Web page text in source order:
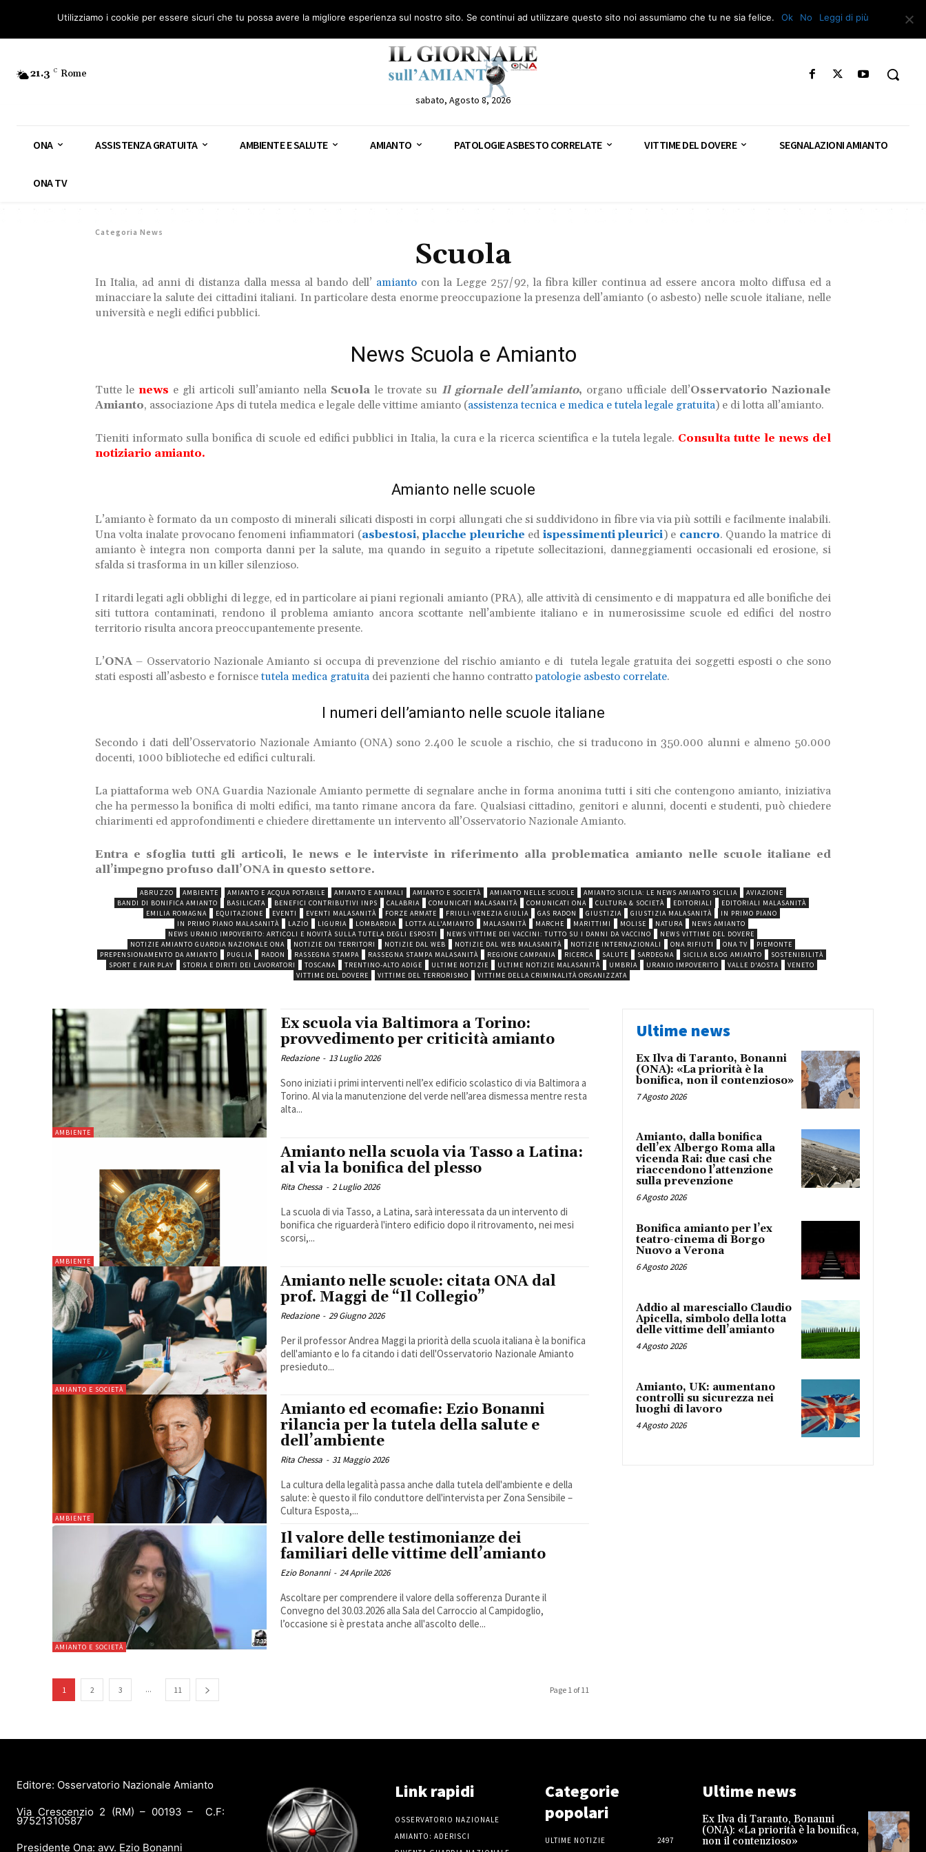
Osservatorio Nazionale Amianto: aderisci Diventa Guardia Nazionale Amianto – AGN Consulenza legale gratuita: civile, penale e lavoro Segnala – AGN Segnala – Repac
21.3 C Rome
sabato, Agosto 8, 2026
ONA ASSISTENZA GRATUITA AMBIENTE E SALUTE AMIANTO PATOLOGIE ASBESTO CORRELATE VITTIME DEL DOVERE SEGNALAZIONI AMIANTO
ONA TV
Categoria News
Scuola
In Italia, ad anni di distanza dalla messa al bando dell’ amianto con la Legge 257/92, la fibra killer continua ad essere ancora molto diffusa ed a
minacciare la salute dei cittadini italiani. In particolare desta enorme preoccupazione la presenza dell’amianto (o asbesto) nelle scuole italiane, nelle
università e negli edifici pubblici.
News Scuola e Amianto
Tutte lenews e gli articoli sull’amianto nella Scuolale trovate su Il giornale dell’amianto, organo ufficiale dell’Osservatorio Nazionale
Amianto, associazione Aps di tutela medica e legale delle vittime amianto (assistenza tecnica e medica e tutela legale gratuita) e di lotta all’amianto.
Tieniti informato sulla bonifica di scuole ed edifici pubblici in Italia, la cura e la ricerca scientifica e la tutela legale. Consulta tutte le news del
notiziario amianto.
Amianto nelle scuole
L’amianto è formato da un composto di minerali silicati disposti in corpi allungati che si suddividono in fibre via via più sottili e facilmente inalabili.
Una volta inalate provocano fenomeni infiammatori (asbestosi,placche pleuriche ed ispessimenti pleurici) e cancro. Quando la matrice di
amianto è integra non comporta danni per la salute, ma quando in seguito a ripetute sollecitazioni, danneggiamenti occasionali ed erosione, si
sfalda si trasforma in un killer silenzioso.
I ritardi legati agli obblighi di legge, ed in particolare ai piani regionali amianto (PRA), alle attività di censimento e di mappatura ed alle bonifiche dei
siti tuttora contaminati, rendono il problema amianto ancora scottante nell’ambiente italiano e in numerosissime scuole ed edifici del nostro
territorio risulta ancora preoccupantemente presente.
L’ONA – Osservatorio Nazionale Amianto si occupa di prevenzione del rischio amianto e di tutela legale gratuita dei soggetti esposti o che sono
stati esposti all’asbesto e fornisce tutela medica gratuita dei pazienti che hanno contrattopatologie asbesto correlate.
I numeri dell’amianto nelle scuole italiane
Secondo i dati dell’Osservatorio Nazionale Amianto (ONA) sono 2.400 le scuole a rischio, che si traducono in 350.000 alunni e almeno 50.000
docenti, 1000 biblioteche ed edifici culturali.
La piattaforma web ONA Guardia Nazionale Amianto permette di segnalare anche in forma anonima tutti i siti che contengono amianto, iniziativa
che ha permesso la bonifica di molti edifici, ma tanto rimane ancora da fare. Qualsiasi cittadino, genitori e alunni, docenti e studenti, può chiedere
chiarimenti ed approfondimenti e chiedere direttamente un intervento all’Osservatorio Nazionale Amianto.
Entra e sfoglia tutti gli articoli, le news e le interviste in riferimento alla problematica amianto nelle scuole italiane ed
all’impegno profuso dall’ONA in questo settore.
ABRUZZO AMBIENTE AMIANTO E ACQUA POTABILE AMIANTO E ANIMALI AMIANTO E SOCIETÀ AMIANTO NELLE SCUOLE AMIANTO SICILIA: LE NEWS AMIANTO SICILIA
AVIAZIONE
BANDI DI BONIFICA AMIANTO
BASILICATA BENEFICI CONTRIBUTIVI INPS CALABRIA COMUNICATI MALASANITÀ COMUNICATI ONA CULTURA & SOCIETÀ EDITORIALI
EDITORIALI MALASANITÀ
EMILIA ROMAGNA
EQUITAZIONE EVENTI EVENTI MALASANITÀ FORZE ARMATE FRIULI-VENEZIA GIULIA GAS RADON GIUSTIZIA GIUSTIZIA MALASANITÀ
IN PRIMO PIANO
IN PRIMO PIANO MALASANITÀ
LAZIO LIGURIA LOMBARDIA LOTTA ALL'AMIANTO MALASANITÀ MARCHE MARITTIMI MOLISE NATURA
NEWS AMIANTO
NEWS URANIO IMPOVERITO: ARTICOLI E NOVITÀ SULLA TUTELA DEGLI ESPOSTI
NEWS VITTIME DEI VACCINI: TUTTO SU I DANNI DA VACCINO
NEWS VITTIME DEL DOVERE
NOTIZIE AMIANTO GUARDIA NAZIONALE ONA
NOTIZIE DAI TERRITORI NOTIZIE DAL WEB NOTIZIE DAL WEB MALASANITÀ NOTIZIE INTERNAZIONALI ONA RIFIUTI ONA TV
PIEMONTE
PREPENSIONAMENTO DA AMIANTO
PUGLIA RADON RASSEGNA STAMPA RASSEGNA STAMPA MALASANITÀ REGIONE CAMPANIA RICERCA SALUTE SARDEGNA SICILIA BLOG AMIANTO
SOSTENIBILITÀ
SPORT E FAIR PLAY
STORIA E DIRITI DEI LAVORATORI TOSCANA TRENTINO-ALTO ADIGE ULTIME NOTIZIE ULTIME NOTIZIE MALASANITÀ UMBRIA URANIO IMPOVERITO VALLE D'AOSTA
VENETO
VITTIME DEL DOVERE
VITTIME DEL TERRORISMO VITTIME DELLA CRIMINALITÀ ORGANIZZATA
AMBIENTE
Ex scuola via Baltimora a Torino:
provvedimento per criticità amianto
Redazione - 13 Luglio 2026
Sono iniziati i primi interventi nell’ex edificio scolastico di via Baltimora a
Torino. Al via la manutenzione del verde nell’area dismessa mentre resta
alta...
AMBIENTE
Amianto nella scuola via Tasso a Latina:
al via la bonifica del plesso
Rita Chessa - 2 Luglio 2026
La scuola di via Tasso, a Latina, sarà interessata da un intervento di
bonifica che riguarderà l'intero edificio dopo il ritrovamento, nei mesi
scorsi,...
AMIANTO E SOCIETÀ
Amianto nelle scuole: citata ONA dal
prof. Maggi de “Il Collegio”
Redazione - 29 Giugno 2026
Per il professor Andrea Maggi la priorità della scuola italiana è la bonifica
dell'amianto e lo fa citando i dati dell'Osservatorio Nazionale Amianto
presieduto...
AMBIENTE
Amianto ed ecomafie: Ezio Bonanni
rilancia per la tutela della salute e
dell’ambiente
Rita Chessa - 31 Maggio 2026
La cultura della legalità passa anche dalla tutela dell'ambiente e della
salute: è questo il filo conduttore dell'intervista per Zona Sensibile –
Cultura Esposta,...
AMIANTO E SOCIETÀ
Il valore delle testimonianze dei
familiari delle vittime dell’amianto
Ezio Bonanni - 24 Aprile 2026
Ascoltare per comprendere il valore della sofferenza Durante il
Convegno del 30.03.2026 alla Sala del Carroccio al Campidoglio,
l’occasione si è prestata anche all'ascolto delle...
1 2 3 ... 11 Page 1 of 11
Ultime news
Ex Ilva di Taranto, Bonanni
(ONA): «La priorità è la
bonifica, non il contenzioso»
7 Agosto 2026
Amianto, dalla bonifica
dell’ex Albergo Roma alla
vicenda Rai: due casi che
riaccendono l’attenzione
sulla prevenzione
6 Agosto 2026
Bonifica amianto per l’ex
teatro-cinema di Borgo
Nuovo a Verona
6 Agosto 2026
Addio al maresciallo Claudio
Apicella, simbolo della lotta
delle vittime dell’amianto
4 Agosto 2026
Amianto, UK: aumentano
controlli su sicurezza nei
luoghi di lavoro
4 Agosto 2026
Editore: Osservatorio Nazionale Amianto
Via Crescenzio 2 (RM) – 00193 – C.F:
97521310587
Presidente Ona: avv. Ezio Bonanni
Link rapidi
OSSERVATORIO NAZIONALE
AMIANTO: ADERISCI
Categorie
popolari
ULTIME NOTIZIE 2497
Ultime news
Ex Ilva di Taranto, Bonanni
(ONA): «La priorità è la bonifica,
non il contenzioso»
Utilizziamo i cookie per essere sicuri che tu possa avere la migliore esperienza sul nostro sito. Se continui ad utilizzare questo sito noi assumiamo che tu ne sia felice. Ok No Leggi di più